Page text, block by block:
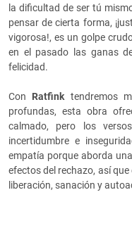
la dificultad de ser tú
pensar de cierta forma,
vigorosa!, es un golpe
en el pasado las ganas
felicidad.
Con Ratfink tendremos
profundas, esta obra
calmado, pero los
incertidumbre e
empatía porque aborda
efectos del rechazo, así
liberación, sanación y